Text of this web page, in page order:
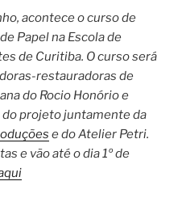
acontece o curso de
Papel na Escola de
de Curitiba. O curso será
restauradoras de
do Rocio Honório e
do projeto juntamente da
e do Atelier Petri.
e vão até o dia 1º de